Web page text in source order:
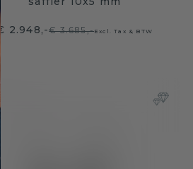
€ 2.948,-€ 3.685,-Excl. Tax & BTW